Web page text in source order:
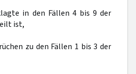
in den Fällen 4 bis 9 der
ist,
zu den Fällen 1 bis 3 der